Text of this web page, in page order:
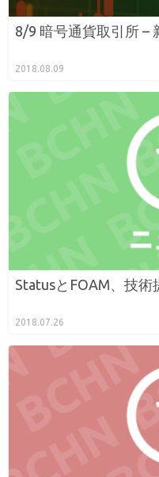
8/9 暗号通貨取引所 –
2018.08.09
StatusとFOAM、技術
2018.07.26